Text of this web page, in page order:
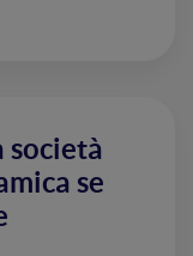
società
se